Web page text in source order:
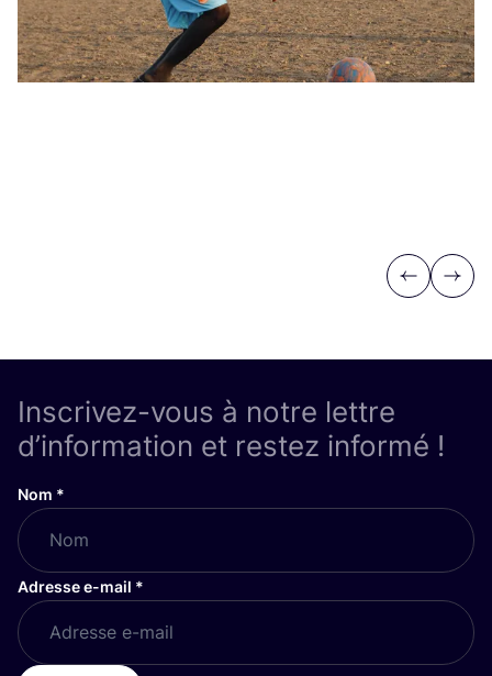
Previous
Next
Inscrivez-vous à notre lettre
d’information et restez informé !
Nom *
Adresse e-mail *